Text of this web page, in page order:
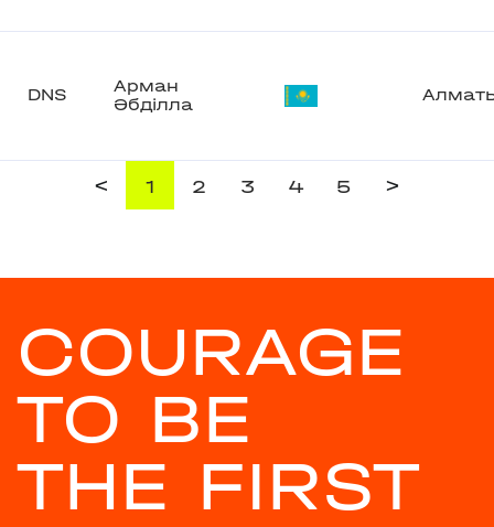
DNS
Арман
Әбділла
< 1 2 3 4 5 >
COURAGE
TO BE
THE FIRST